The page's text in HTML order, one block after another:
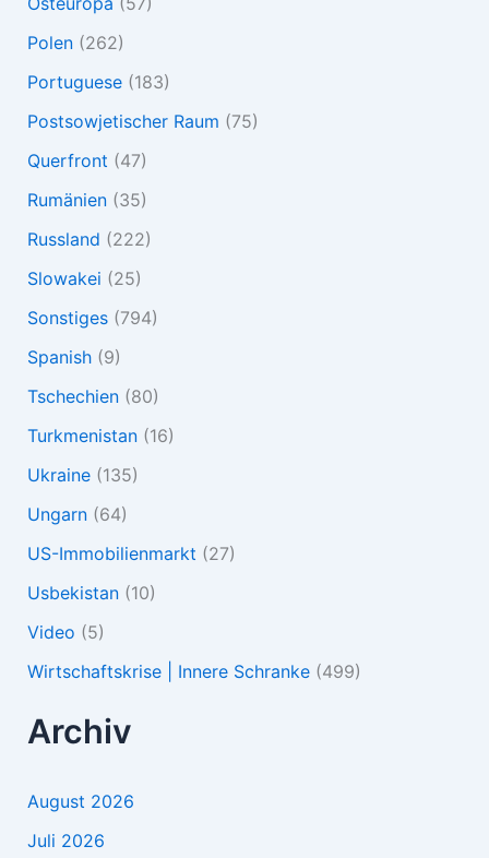
Polen(262)
Portuguese(183)
Postsowjetischer Raum (75)
Querfront (47)
Rumänien(35)
Russland (222)
Slowakei (25)
Sonstiges(794)
Spanish(9)
Tschechien(80)
Turkmenistan(16)
Ukraine(135)
Ungarn(64)
US-Immobilienmarkt (27)
Usbekistan(10)
Video (5)
Wirtschaftskrise | Innere Schranke(499)
Archiv
August 2026
Juli 2026